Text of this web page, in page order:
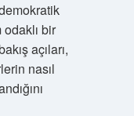
bir
açıları,
nasıl